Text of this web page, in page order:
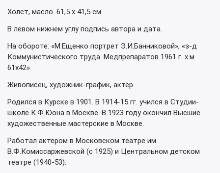
Холст, масло. 61,5 х 41,5 см.
В левом нижнем углу подпись автора и дата.
На обороте: «М.Ещенко портрет Э.И.Банниковой», «з-д
Коммунистического труда. Медпрепаратов 1961 г. х.м
61х42».
Живописец, художник-график, актёр.
Родился в Курске в 1901. В 1914-15 гг. учился в Студии-
школе К.Ф.Юона в Москве. В 1923 году окончил Высшие
художественные мастерские в Москве.
Работал актёром в Московском театре им.
В.Ф.Комиссаржевской (с 1925) и Центральном детском
театре (1940-53).